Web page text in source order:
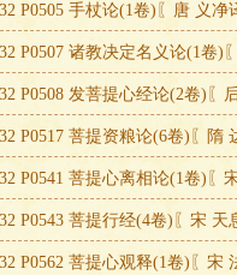
P0505 手杖论(1卷)〖唐 义净
P0507 诸教决定名义论(1卷)
P0508 发菩提心经论(2卷)〖
P0517 菩提资粮论(6卷)〖隋
P0541 菩提心离相论(1卷)〖
P0543 菩提行经(4卷)〖宋 天
P0562 菩提心观释(1卷)〖宋